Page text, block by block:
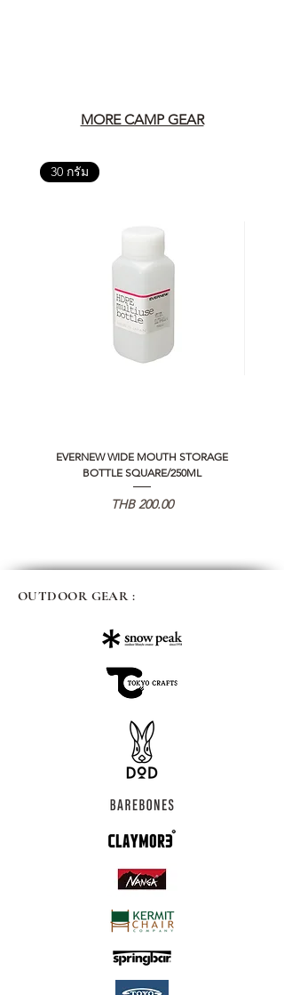
MORE CAMP GEAR
30 กรัม
EVERNEW WIDE MOUTH STORAGE
BOTTLE SQUARE/250ML
Price
THB 200.00
OUTDOOR GEAR :